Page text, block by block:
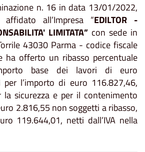
n. 16 in data 13/01/2022,
all’Impresa “EDILTOR -
LIMITATA” con sede in
43030 Parma - codice fiscale
ha offerto un ribasso percentuale
base dei lavori di euro
l’importo di euro 116.827,46,
sicurezza e per il contenimento
2.816,55 non soggetti a ribasso,
119.644,01, netti dall’IVA nella